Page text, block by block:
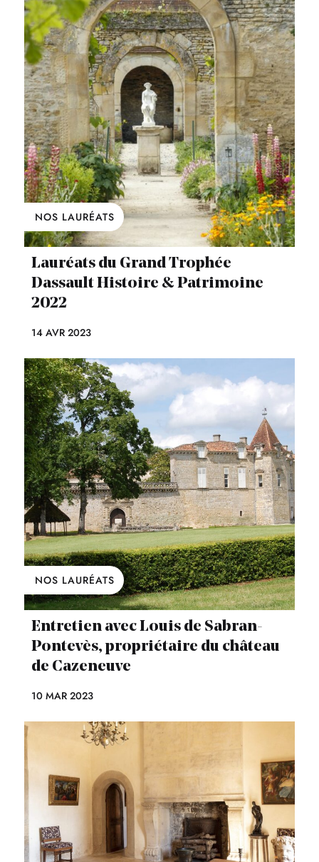
NOS LAURÉATS
Lauréats du Grand Trophée
Dassault Histoire & Patrimoine
2022
14 AVR 2023
NOS LAURÉATS
Entretien avec Louis de Sabran-
Pontevès, propriétaire du château
de Cazeneuve
10 MAR 2023